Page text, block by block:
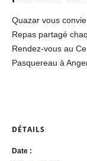
Quazar vous
Repas partagé
Rendez-vous au
Pasquereau à
DÉTAILS
Date :